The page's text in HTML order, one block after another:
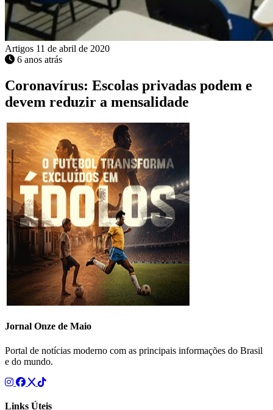
Artigos 11 de abril de 2020
6 anos atrás
Coronavírus: Escolas privadas podem e
devem reduzir a mensalidade
Jornal Onze de Maio
Portal de notícias moderno com as principais informações do Brasil
e do mundo.
Links Úteis